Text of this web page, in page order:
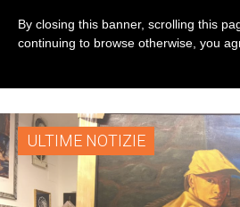
‘pontificia
Della Santa
ULTIME NOTIZIE
By closing this banner, scrolling this
continuing to browse otherwise, you